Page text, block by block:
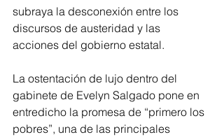
subraya la desconexión entre los
discursos de austeridad y las
acciones del gobierno estatal.
La ostentación de lujo dentro del
gabinete de Evelyn Salgado pone en
entredicho la promesa de “primero los
pobres”, una de las principales